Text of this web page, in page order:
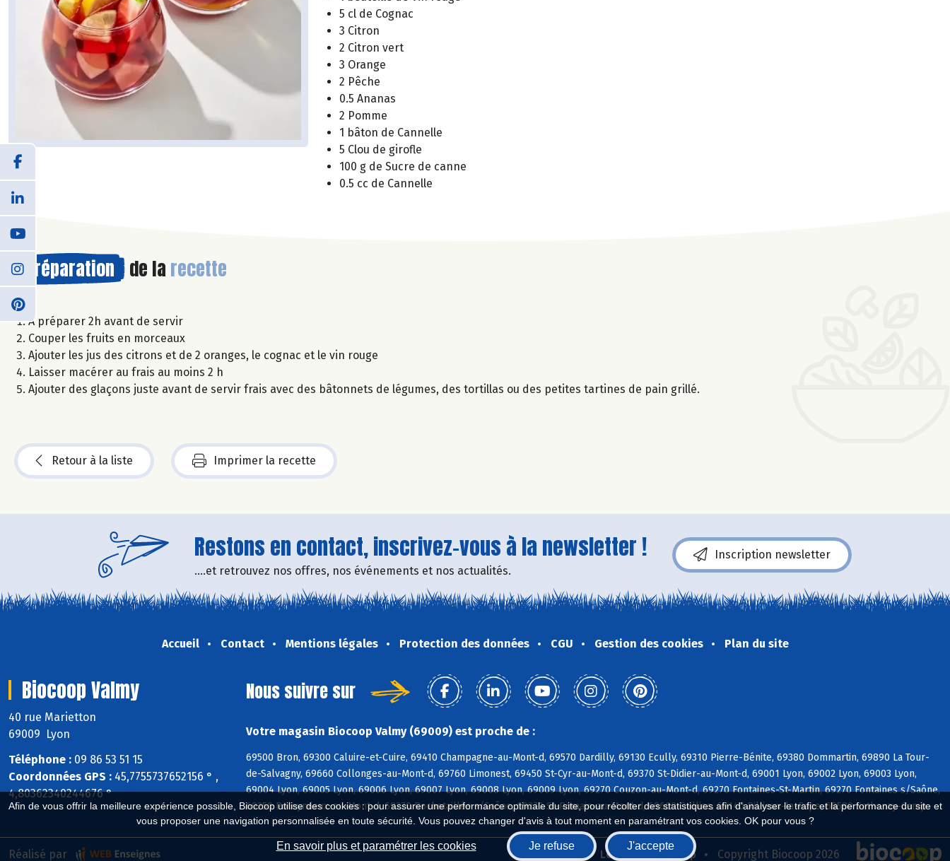
Afin de vous offrir la meilleure expérience possible, Biocoop utilise des cookies : pour assurer une performance optimale du site, pour récolter des statistiques afin d'analyser le trafic et la performance du site et
vous proposer une navigation personnalisée en toute sécurité. Vous pouvez changer d'avis à tout moment en paramétrant vos cookies. OK pour vous ?
En savoir plus et paramétrer les cookies Je refuse J'accepte
5 cl de Cognac
3 Citron
2 Citron vert
3 Orange
2 Pêche
0.5 Ananas
2 Pomme
1 bâton de Cannelle
5 Clou de girofle
100 g de Sucre de canne
0.5 cc de Cannelle
Préparation de la recette
A préparer 2h avant de servir
Couper les fruits en morceaux
Ajouter les jus des citrons et de 2 oranges, le cognac et le vin rouge
Laisser macérer au frais au moins 2 h
Ajouter des glaçons juste avant de servir frais avec des bâtonnets de légumes, des tortillas ou des petites tartines de pain grillé.
Retour à la liste Imprimer la recette
Restons en contact, inscrivez-vous à la newsletter !
....et retrouvez nos offres, nos événements et nos actualités.
Inscription newsletter
Accueil Contact Mentions légales Protection des données CGU Gestion des cookies Plan du site
Biocoop Valmy
40 rue Marietton
69009 Lyon
Téléphone : 09 86 53 51 15
Coordonnées GPS : 45,7755737652156 ° ,
4,80362340244676 °
Nous suivre sur
Votre magasin Biocoop Valmy (69009) est proche de :
69500 Bron, 69300 Caluire-et-Cuire, 69410 Champagne-au-Mont-d, 69570 Dardilly, 69130 Ecully, 69310 Pierre-Bénite, 69380 Dommartin, 69890 La Tour-
de-Salvagny, 69660 Collonges-au-Mont-d, 69760 Limonest, 69450 St-Cyr-au-Mont-d, 69370 St-Didier-au-Mont-d, 69001 Lyon, 69002 Lyon, 69003 Lyon,
69004 Lyon, 69005 Lyon, 69006 Lyon, 69007 Lyon, 69008 Lyon, 69009 Lyon, 69270 Couzon-au-Mont-d, 69270 Fontaines-St-Martin, 69270 Fontaines s/Saône,
69250 Poleymieux-au-Mont-d, 69270 Rochetaillée s/Saône, 69270 St-Romain-au-Mont-d, 69600 Oullins, 69140 Rillieux-la-Pape, 69580 Sathonay-Camp
Biocoop.fr Le réseau Biocoop Copyright Biocoop 2026
Réalisé par